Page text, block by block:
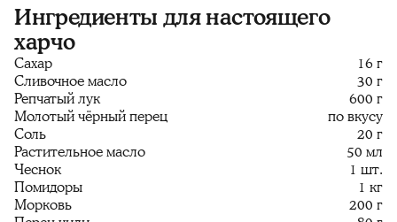
Ингредиенты для настоящего
харчо
Сахар
16 г
Сливочное масло
30 г
Репчатый лук
600 г
Молотый чёрный перец
по вкусу
Соль
20 г
Растительное масло
50 мл
Чеснок
1 шт.
Помидоры
1 кг
Морковь
200 г